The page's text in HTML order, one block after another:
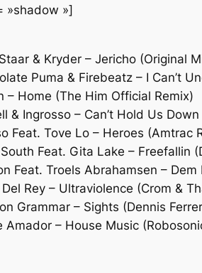
»shadow »]
& Kryder – Jericho (Original
Puma & Firebeatz – I Can’t
– Home (The Him Official Remix)
& Ingrosso – Can’t Hold Us
Feat. Tove Lo – Heroes (Amtrac
Feat. Gita Lake – Freefallin
Feat. Troels Abrahamsen –
Rey – Ultraviolence (Crom &
Grammar – Sights (Dennis
Amador – House Music